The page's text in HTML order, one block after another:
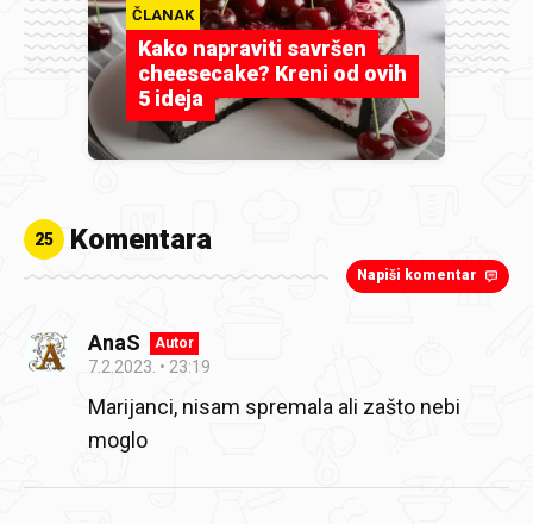
ČLANAK
Kako napraviti savršen
cheesecake? Kreni od ovih
5 ideja
25 Komentara
Napiši komentar
AnaS Autor
7.2.2023. 23:19
Marijanci, nisam spremala ali zašto nebi
moglo